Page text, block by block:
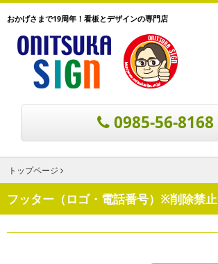
おかげさまで19周年！看板とデザインの専門店
0985-56-8168
トップページ
フッター（ロゴ・電話番号）※削除禁止